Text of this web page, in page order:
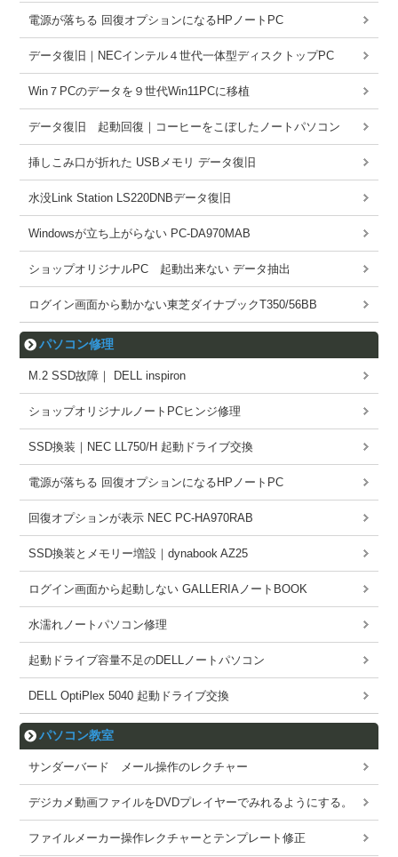
電源が落ちる 回復オプションになるHPノートPC
データ復旧｜NECインテル４世代一体型ディスクトップPC
Win７PCのデータを９世代Win11PCに移植
データ復旧 起動回復｜コーヒーをこぼしたノートパソコン
挿しこみ口が折れた USBメモリ データ復旧
水没Link Station LS220DNBデータ復旧
Windowsが立ち上がらない PC-DA970MAB
ショップオリジナルPC 起動出来ない データ抽出
ログイン画面から動かない東芝ダイナブックT350/56BB
パソコン修理
M.2 SSD故障｜ DELL inspiron
ショップオリジナルノートPCヒンジ修理
SSD換装｜NEC LL750/H 起動ドライブ交換
電源が落ちる 回復オプションになるHPノートPC
回復オプションが表示 NEC PC-HA970RAB
SSD換装とメモリー増設｜dynabook AZ25
ログイン画面から起動しない GALLERIAノートBOOK
水濡れノートパソコン修理
起動ドライブ容量不足のDELLノートパソコン
DELL OptiPlex 5040 起動ドライブ交換
パソコン教室
サンダーバード メール操作のレクチャー
デジカメ動画ファイルをDVDプレイヤーでみれるようにする。
ファイルメーカー操作レクチャーとテンプレート修正